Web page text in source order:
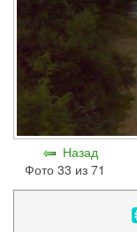
Назад
Фото 33 из 71